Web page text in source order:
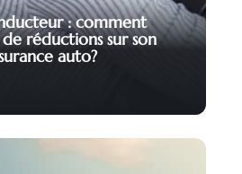
: comment
réductions sur son
auto?